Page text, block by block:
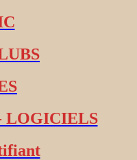
LOGICIELS